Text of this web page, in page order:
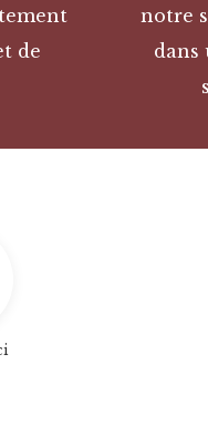
de
notre
dans